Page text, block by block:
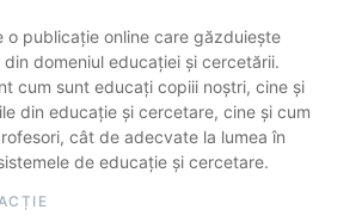
o publicație online care găzduiește
domeniul educației și cercetării.
cum sunt educați copiii noștri, cine și
din educație și cercetare, cine și cum
cât de adecvate la lumea în
de educație și cercetare.